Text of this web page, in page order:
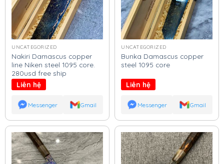
UNCATEGORIZED
Nakiri Damascus copper
line Niken steel 1095 core.
280usd free ship
Liên hệ
Messenger Gmail
UNCATEGORIZED
Bunka Damascus copper
steel 1095 core
Liên hệ
Messenger Gmail